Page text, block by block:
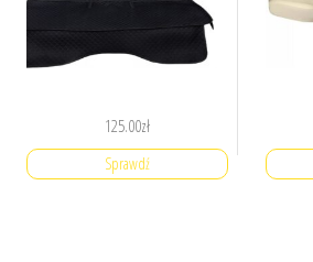
125.00zł
Sprawdź